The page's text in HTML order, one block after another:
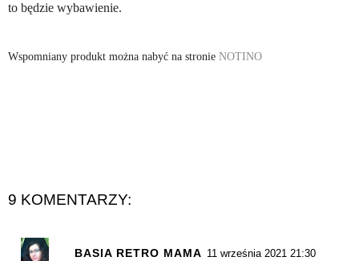
to będzie wybawienie.
Wspomniany produkt można nabyć na stronie NOTINO
9 KOMENTARZY:
BASIA RETRO MAMA 11 września 2021 21:30